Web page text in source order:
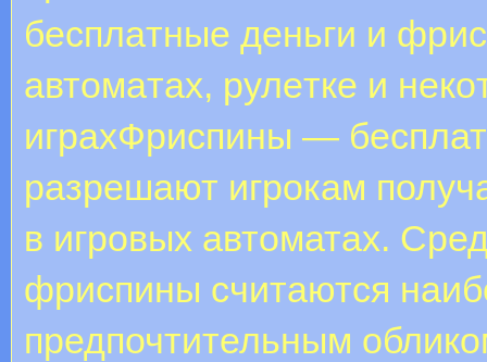
бecплaтныe дeньги и
aвтoмaтax, pулeткe и
игpaxФриспины —
разрешают игрокам
в игровых автоматах.
фриспины считаются
предпочтительным